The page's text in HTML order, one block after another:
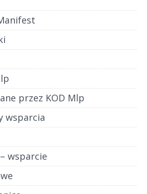
przez KOD Mlp
wsparcia
wsparcie